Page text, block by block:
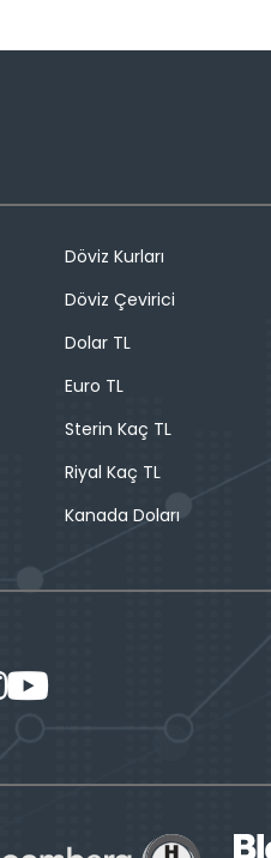
Döviz Kurları
Döviz Çevirici
Dolar TL
Euro TL
Sterin Kaç TL
Riyal Kaç TL
Kanada Doları